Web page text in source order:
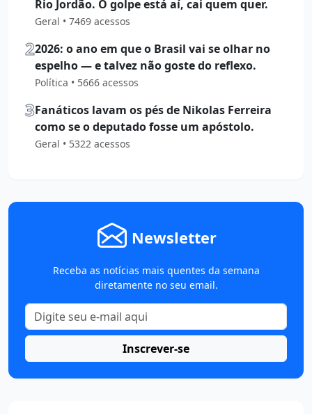
Rio Jordão. O golpe está aí, cai quem quer.
Geral • 7469 acessos
22026: o ano em que o Brasil vai se olhar no
espelho — e talvez não goste do reflexo.
Política • 5666 acessos
3Fanáticos lavam os pés de Nikolas Ferreira
como se o deputado fosse um apóstolo.
Geral • 5322 acessos
Newsletter
Receba as notícias mais quentes da semana
diretamente no seu email.
Inscrever-se